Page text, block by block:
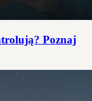
Poznaj